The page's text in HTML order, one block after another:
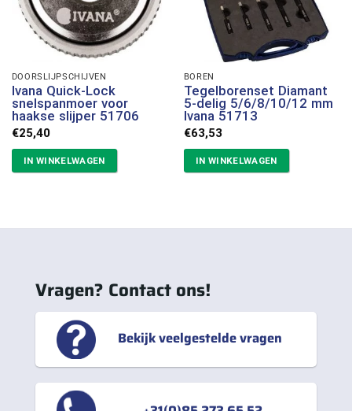
DOORSLIJPSCHIJVEN
Ivana Quick-Lock
snelspanmoer voor
haakse slijper 51706
€25,40
IN WINKELWAGEN
BOREN
Tegelborenset Diamant
5-delig 5/6/8/10/12 mm
Ivana 51713
€63,53
IN WINKELWAGEN
Vragen? Contact ons!
Bekijk veelgestelde vragen